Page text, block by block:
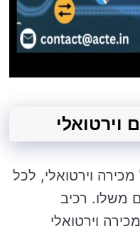
וירטואלי, לכל
משלו. רכיב
וירטואלי